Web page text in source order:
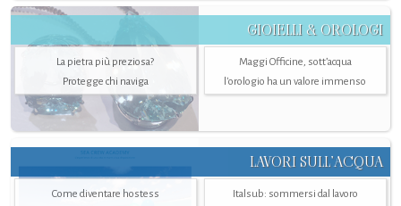
GIOIELLI & OROLOGI
La pietra più preziosa?
Protegge chi naviga
Maggi Officine, sott’acqua
l'orologio ha un valore immenso
LAVORI SULL’ACQUA
Come diventare hostess
Italsub: sommersi dal lavoro